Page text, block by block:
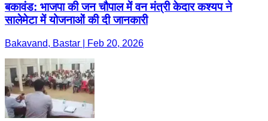
बकावंड: भाजपा की जन चौपाल में वन मंत्री केदार कश्यप ने
सालेमेटा में योजनाओं की दी जानकारी
Bakavand, Bastar | Feb 20, 2026